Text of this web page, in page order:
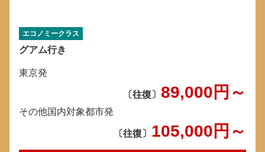
エコノミークラス
グアム行き
東京発
〔往復〕 89,000 円～
その他国内対象都市発
〔往復〕 105,000 円～